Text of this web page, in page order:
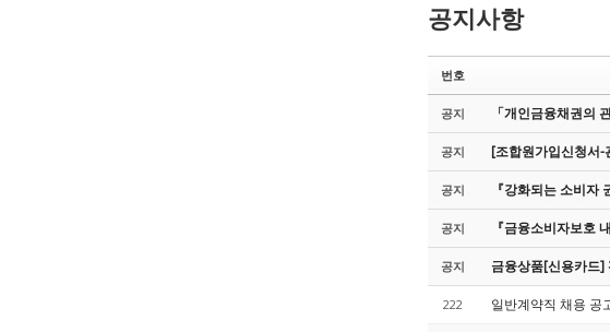
공지사항
번호
공지 「개인금융채권의
공지 [조합원가입신청서-
공지 『강화되는 소비자
공지 『금융소비자보호
공지 금융상품[신용카드]
222 일반계약직 채용 공